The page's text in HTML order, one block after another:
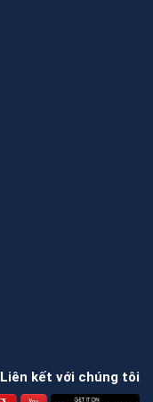
Liên kết với chúng tôi